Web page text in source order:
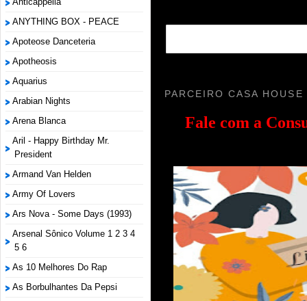
ANYTHING BOX - PEACE
Apoteose Danceteria
Apotheosis
Aquarius
Arabian Nights
Arena Blanca
Aril - Happy Birthday Mr.
President
Armand Van Helden
Army Of Lovers
Ars Nova - Some Days (1993)
Arsenal Sônico Volume 1 2 3 4
5 6
As 10 Melhores Do Rap
As Borbulhantes Da Pepsi
PARCEIRO CASA HOUSE
Fale com a